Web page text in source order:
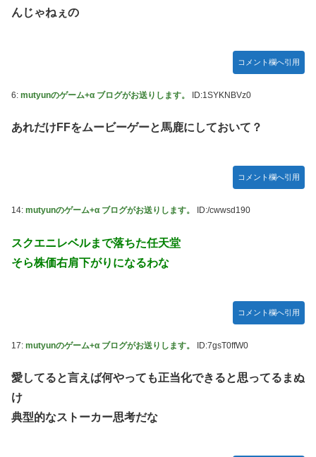
【画像】令和最新版のあのちゃん、可愛過ぎてワイらにブッ
【ナイトレイン】 舐め腐ったネタビルドで床舐めしまくる
連合のモルモット部隊の部隊長になりました 第45話
【艦これ】 募：ヴィスビィの触媒
あんこ仕立て 第45話
【画像】『金田一少年の事件簿』で好きな死体ランキング１
やる夫のダンジョン運営記180-おまけ31 埋めネタ「17話舞
ソフトの入れ替えなんて10秒で済むのにそれを面倒くさいと
【ウマ娘】夜に食べるアイスおいち！「きーん」ってする
【にじさんじ】本日20時から、ののはとあゆゆでコラボ！
んじゃねぇの
コメント欄へ引用
6: mutyunのゲーム+α ブログがお送りします。 ID:1SYKNBVz0
あれだけFFをムービーゲーと馬鹿にしておいて？
コメント欄へ引用
14: mutyunのゲーム+α ブログがお送りします。 ID:/cwwsd190
スクエニレベルまで落ちた任天堂
そら株価右肩下がりになるわな
コメント欄へ引用
17: mutyunのゲーム+α ブログがお送りします。 ID:7gsT0ffW0
愛してると言えば何やっても正当化できると思ってるまぬ
け
典型的なストーカー思考だな